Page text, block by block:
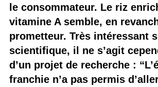
le consommateur. Le riz
vitamine A semble, en
prometteur. Très intéressant
scientifique, il ne s’agit
d’un projet de recherche :
franchie n’a pas permis